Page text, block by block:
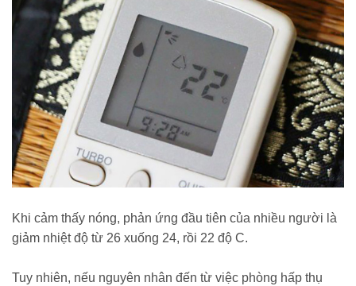
Khi cảm thấy nóng, phản ứng đầu tiên của nhiều người là
giảm nhiệt độ từ 26 xuống 24, rồi 22 độ C.
Tuy nhiên, nếu nguyên nhân đến từ việc phòng hấp thụ